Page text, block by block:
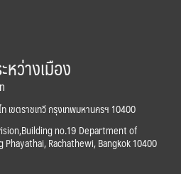
ว่างเมือง
ขตราชเทวี กรุงเทพมหานครฯ 10400
no.19 Department of
Rachathewi, Bangkok 10400